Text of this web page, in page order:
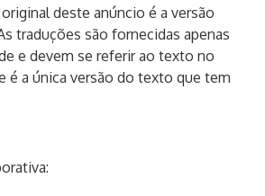
deste anúncio é a versão
traduções são fornecidas apenas
e devem se referir ao texto no
é a única versão do texto que tem